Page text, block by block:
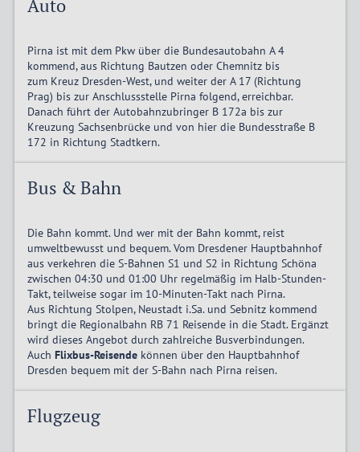
Auto
Pirna ist mit dem Pkw über die Bundesautobahn A 4
kommend, aus Richtung Bautzen oder Chemnitz bis
zum Kreuz Dresden-West, und weiter der A 17 (Richtung
Prag) bis zur Anschlussstelle Pirna folgend, erreichbar.
Danach führt der Autobahnzubringer B 172a bis zur
Kreuzung Sachsenbrücke und von hier die Bundesstraße B
172 in Richtung Stadtkern.
Bus & Bahn
Die Bahn kommt. Und wer mit der Bahn kommt, reist
umweltbewusst und bequem. Vom Dresdener Hauptbahnhof
aus verkehren die S-Bahnen S1 und S2 in Richtung Schöna
zwischen 04:30 und 01:00 Uhr regelmäßig im Halb-Stunden-
Takt, teilweise sogar im 10-Minuten-Takt nach Pirna.
Aus Richtung Stolpen, Neustadt i.Sa. und Sebnitz kommend
bringt die Regionalbahn RB 71 Reisende in die Stadt. Ergänzt
wird dieses Angebot durch zahlreiche Busverbindungen.
Auch Flixbus-Reisendekönnen über den Hauptbahnhof
Dresden bequem mit der S-Bahn nach Pirna reisen.
Flugzeug